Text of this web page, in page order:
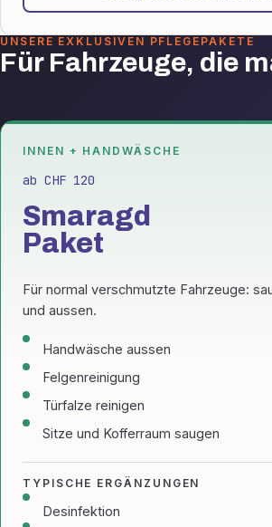
UNSERE EXKLUSIVEN PFLEGEPAKETE
Für Fahrzeuge, die
INNEN + HANDWÄSCHE
ab CHF 120
Smaragd
Paket
Für normal verschmutzte Fahrzeuge:
und aussen.
Handwäsche aussen
Felgenreinigung
Türfalze reinigen
Sitze und Kofferraum saugen
TYPISCHE ERGÄNZUNGEN
Desinfektion